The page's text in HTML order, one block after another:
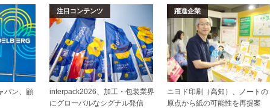
パン、顧
注目コンテンツ
interpack2026、加工・包装業界
にグローバルなシグナル発信
躍進企業
ニヨド印刷（高知）、ノートの
原点から紙の可能性を再提案